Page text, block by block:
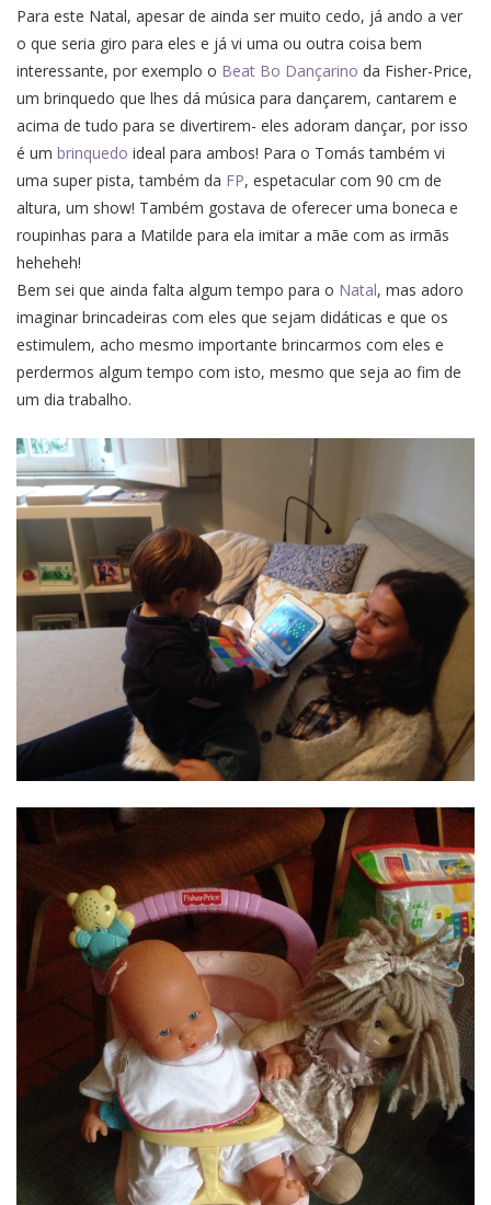
Para este Natal, apesar de ainda ser muito cedo, já ando a ver
o que seria giro para eles e já vi uma ou outra coisa bem
interessante, por exemplo o Beat Bo Dançarino da Fisher-Price,
um brinquedo que lhes dá música para dançarem, cantarem e
acima de tudo para se divertirem- eles adoram dançar, por isso
é um brinquedo ideal para ambos! Para o Tomás também vi
uma super pista, também da FP, espetacular com 90 cm de
altura, um show! Também gostava de oferecer uma boneca e
roupinhas para a Matilde para ela imitar a mãe com as irmãs
heheheh!
Bem sei que ainda falta algum tempo para o Natal, mas adoro
imaginar brincadeiras com eles que sejam didáticas e que os
estimulem, acho mesmo importante brincarmos com eles e
perdermos algum tempo com isto, mesmo que seja ao fim de
um dia trabalho.